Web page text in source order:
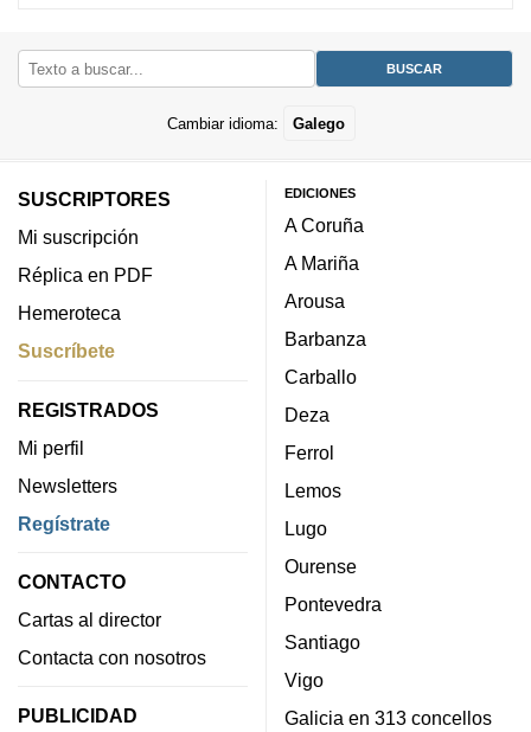
Cambiar idioma: Galego
SUSCRIPTORES
Mi suscripción
Réplica en PDF
Hemeroteca
Suscríbete
REGISTRADOS
Mi perfil
Newsletters
Regístrate
CONTACTO
Cartas al director
Contacta con nosotros
PUBLICIDAD
EDICIONES
A Coruña
A Mariña
Arousa
Barbanza
Carballo
Deza
Ferrol
Lemos
Lugo
Ourense
Pontevedra
Santiago
Vigo
Galicia en 313 concellos